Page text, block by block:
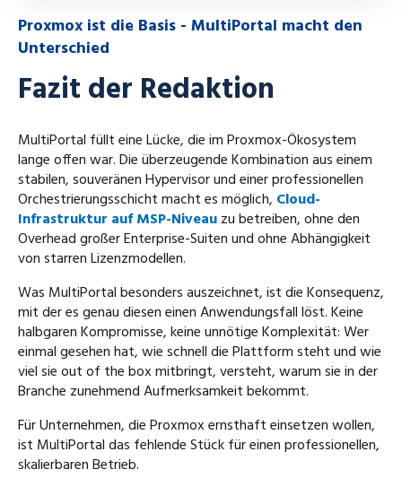
Proxmox ist die Basis - MultiPortal macht den
Unterschied
Fazit der Redaktion
MultiPortal füllt eine Lücke, die im Proxmox-Ökosystem
lange offen war. Die überzeugende Kombination aus einem
stabilen, souveränen Hypervisor und einer professionellen
Orchestrierungsschicht macht es möglich, Cloud-
Infrastruktur auf MSP-Niveauzu betreiben, ohne den
Overhead großer Enterprise-Suiten und ohne Abhängigkeit
von starren Lizenzmodellen.
Was MultiPortal besonders auszeichnet, ist die Konsequenz,
mit der es genau diesen einen Anwendungsfall löst. Keine
halbgaren Kompromisse, keine unnötige Komplexität: Wer
einmal gesehen hat, wie schnell die Plattform steht und wie
viel sie out of the box mitbringt, versteht, warum sie in der
Branche zunehmend Aufmerksamkeit bekommt.
Für Unternehmen, die Proxmox ernsthaft einsetzen wollen,
ist MultiPortal das fehlende Stück für einen professionellen,
skalierbaren Betrieb.